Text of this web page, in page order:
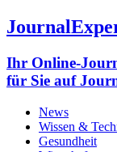
Ihr Online-
für Sie auf
News
Wissen &
Gesundheit